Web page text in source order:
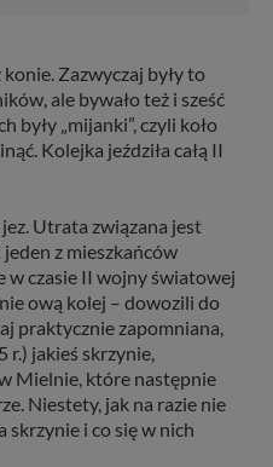
Zazwyczaj były to
ale bywało też i sześć
były „mijanki”, czyli koło
Kolejka jeździła całą II
jez. Utrata związana jest
z mieszkańców
w czasie II wojny światowej
ową kolej – dowozili do
praktycznie zapomniana,
r.) jakieś skrzynie,
Mielnie, które następnie
Niestety, jak na razie nie
skrzynie i co się w nich